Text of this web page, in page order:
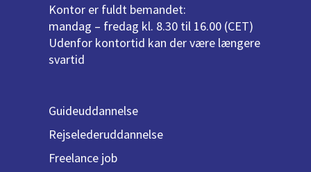
Kontor er fuldt bemandet:
mandag – fredag kl. 8.30 til 16.00 (CET)
Udenfor kontortid kan der være længere
svartid
Guideuddannelse
Rejselederuddannelse
Freelance job